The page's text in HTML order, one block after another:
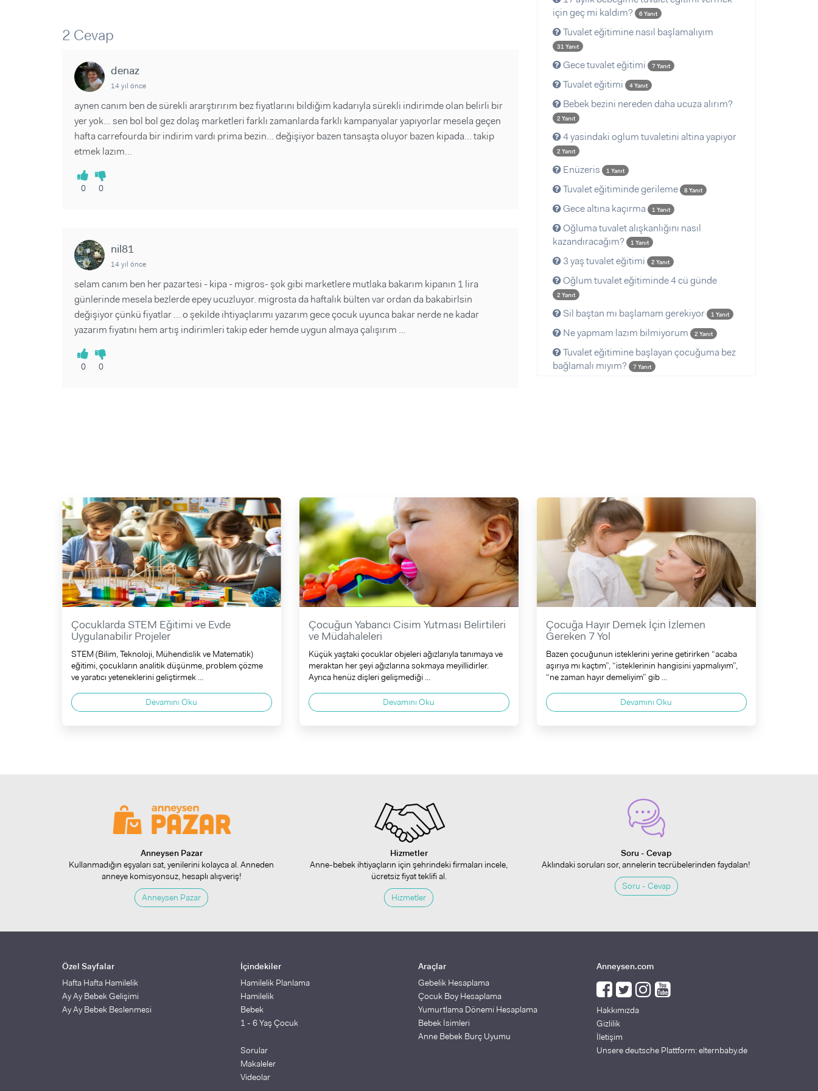
Videolar
2 Cevap
denaz
14 yıl önce
aynen canım ben de sürekli ararştırırım bez fiyatlarını bildiğim kadarıyla sürekli indirimde olan belirli bir
yer yok... sen bol bol gez dolaş marketleri farklı zamanlarda farklı kampanyalar yapıyorlar mesela geçen
hafta carrefourda bir indirim vardı prima bezin... değişiyor bazen tansaşta oluyor bazen kipada... takip
etmek lazım...
0 0
nil81
14 yıl önce
selam canım ben her pazartesi - kipa - migros- şok gibi marketlere mutlaka bakarım kipanın 1 lira
günlerinde mesela bezlerde epey ucuzluyor. migrosta da haftalık bülten var ordan da bakabirlsin
değişiyor çünkü fiyatlar ... o şekilde ihtiyaçlarımı yazarım gece çocuk uyunca bakar nerde ne kadar
yazarım fiyatını hem artış indirimleri takip eder hemde uygun almaya çalışırım ...
0 0
için geç mi kaldım?
6 Yanıt
Tuvalet eğitimine nasıl başlamalıyım
31 Yanıt
Gece tuvalet eğitimi 7 Yanıt
Tuvalet eğitimi 4 Yanıt
Bebek bezini nereden daha ucuza alırım?
2 Yanıt
4 yasindaki oglum tuvaletini altina yapiyor
2 Yanıt
Enüzeris 1 Yanıt
Tuvalet eğitiminde gerileme 8 Yanıt
Gece altına kaçırma 1 Yanıt
Oğluma tuvalet alışkanlığını nasıl
kazandıracağım?
1 Yanıt
3 yaş tuvalet eğitimi 2 Yanıt
Oğlum tuvalet eğitiminde 4 cü günde
2 Yanıt
Sil baştan mı başlamam gerekiyor 1 Yanıt
Ne yapmam lazım bilmiyorum 2 Yanıt
Tuvalet eğitimine başlayan çocuğuma bez
bağlamalı mıyım?
7 Yanıt
Çocuklarda STEM Eğitimi ve Evde
Uygulanabilir Projeler
STEM (Bilim, Teknoloji, Mühendislik ve Matematik)
eğitimi, çocukların analitik düşünme, problem çözme
ve yaratıcı yeteneklerini geliştirmek ...
Devamını Oku
Çocuğun Yabancı Cisim Yutması Belirtileri
ve Müdahaleleri
Küçük yaştaki çocuklar objeleri ağızlarıyla tanımaya ve
meraktan her şeyi ağızlarına sokmaya meyillidirler.
Ayrıca henüz dişleri gelişmediği ...
Devamını Oku
Çocuğa Hayır Demek İçin İzlemen
Gereken 7 Yol
Bazen çocuğunun isteklerini yerine getirirken “acaba
aşırıya mı kaçtım”, “isteklerinin hangisini yapmalıyım”,
“ne zaman hayır demeliyim” gib ...
Devamını Oku
Anneysen Pazar
Kullanmadığın eşyaları sat, yenilerini kolayca al. Anneden
anneye komisyonsuz, hesaplı alışveriş!
Anneysen Pazar
Hizmetler
Anne-bebek ihtiyaçların için şehrindeki firmaları incele,
ücretsiz fiyat teklifi al.
Hizmetler
Soru - Cevap
Aklındaki soruları sor, annelerin tecrübelerinden faydalan!
Soru - Cevap
Özel Sayfalar
Hafta Hafta Hamilelik
Ay Ay Bebek Gelişimi
Ay Ay Bebek Beslenmesi
İçindekiler
Hamilelik Planlama
Hamilelik
Bebek
1 - 6 Yaş Çocuk
Sorular
Makaleler
Videolar
Araçlar
Gebelik Hesaplama
Çocuk Boy Hesaplama
Yumurtlama Dönemi Hesaplama
Bebek İsimleri
Anne Bebek Burç Uyumu
Anneysen.com
Hakkımızda
Gizlilik
İletişim
Unsere deutsche Plattform: elternbaby.de